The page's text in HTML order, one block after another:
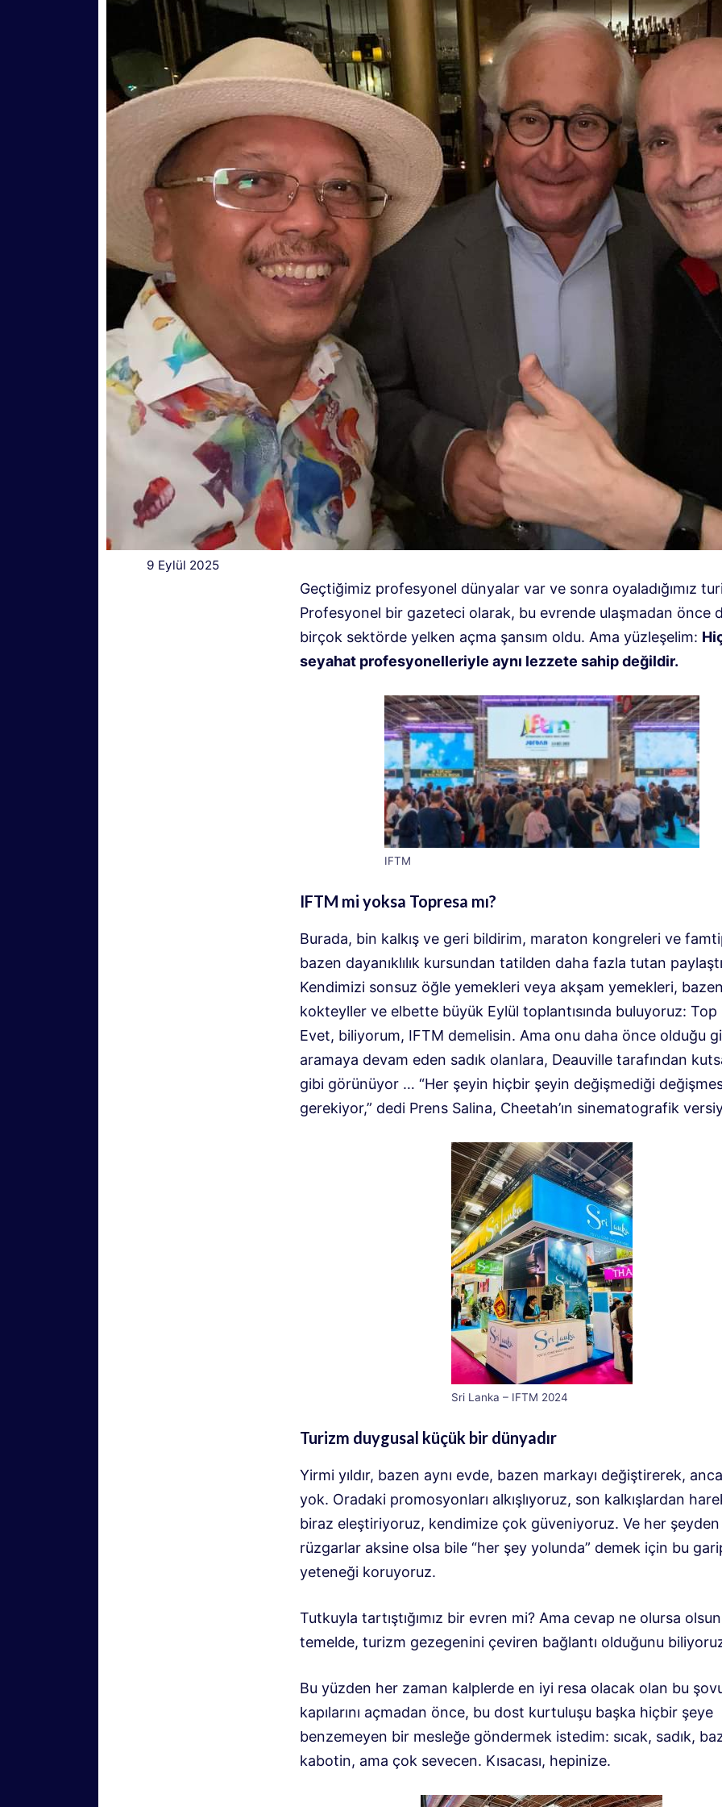
9 Eylül 2025
Geçtiğimiz profesyonel dünyalar var ve sonra oyaladığımız
Profesyonel bir gazeteci olarak, bu evrende ulaşmadan önce
birçok sektörde yelken açma şansım oldu. Ama yüzleşelim:
seyahat profesyonelleriyle aynı lezzete sahip değildir.
IFTM
IFTM mi yoksa Topresa mı?
Burada, bin kalkış ve geri bildirim, maraton kongreleri ve
bazen dayanıklılık kursundan tatilden daha fazla tutan
Kendimizi sonsuz öğle yemekleri veya akşam yemekleri, bazen
kokteyller ve elbette büyük Eylül toplantısında buluyoruz: Top
Evet, biliyorum, IFTM demelisin. Ama onu daha önce olduğu
aramaya devam eden sadık olanlara, Deauville tarafından
gibi görünüyor … “Her şeyin hiçbir şeyin değişmediği
gerekiyor,” dedi Prens Salina, Cheetah’ın sinematografik
Sri Lanka – IFTM 2024
Turizm duygusal küçük bir dünyadır
Yirmi yıldır, bazen aynı evde, bazen markayı değiştirerek,
yok. Oradaki promosyonları alkışlıyoruz, son kalkışlardan
biraz eleştiriyoruz, kendimize çok güveniyoruz. Ve her
rüzgarlar aksine olsa bile “her şey yolunda” demek için bu
yeteneği koruyoruz.
Tutkuyla tartıştığımız bir evren mi? Ama cevap ne olursa
temelde, turizm gezegenini çeviren bağlantı olduğunu
Bu yüzden her zaman kalplerde en iyi resa olacak olan bu
kapılarını açmadan önce, bu dost kurtuluşu başka hiçbir şeye
benzemeyen bir mesleğe göndermek istedim: sıcak, sadık,
kabotin, ama çok sevecen. Kısacası, hepinize.